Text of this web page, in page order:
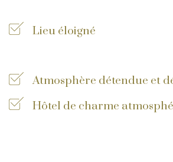
Conditions
Lieu éloigné
Atmosphère détendue et
Hôtel de charme